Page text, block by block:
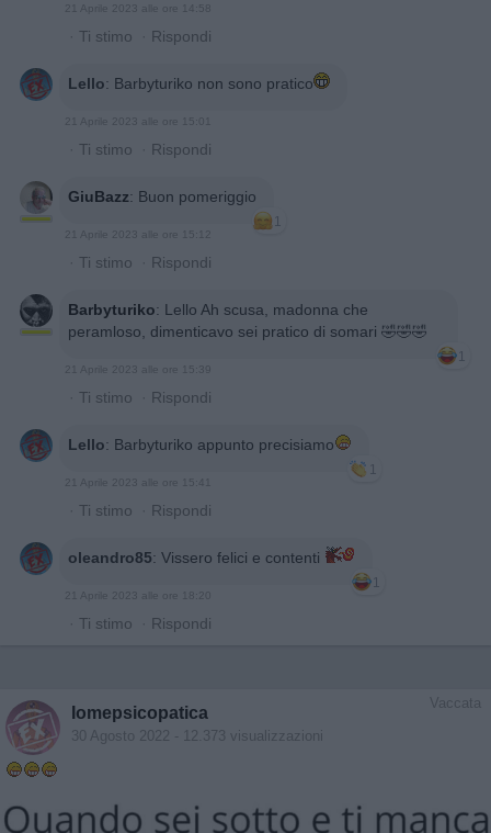
21 Aprile 2023 alle ore 14:58
· Ti stimo · Rispondi
Lello: Barbyturiko non sono pratico
21 Aprile 2023 alle ore 15:01
· Ti stimo · Rispondi
GiuBazz: Buon pomeriggio
1
21 Aprile 2023 alle ore 15:12
· Ti stimo · Rispondi
Barbyturiko: Lello Ah scusa, madonna che
peramloso, dimenticavo sei pratico di somari 🤣🤣🤣
1
21 Aprile 2023 alle ore 15:39
· Ti stimo · Rispondi
Lello: Barbyturiko appunto precisiamo
1
21 Aprile 2023 alle ore 15:41
· Ti stimo · Rispondi
oleandro85: Vissero felici e contenti
1
21 Aprile 2023 alle ore 18:20
· Ti stimo · Rispondi
Vaccata
Iomepsicopatica
30 Agosto 2022 - 12.373 visualizzazioni